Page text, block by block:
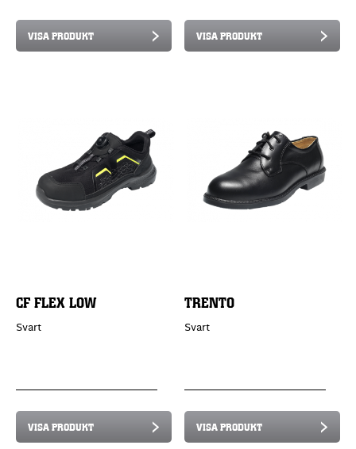
VISA PRODUKT VISA PRODUKT
CF FLEX LOW
Svart
VISA PRODUKT
TRENTO
Svart
VISA PRODUKT